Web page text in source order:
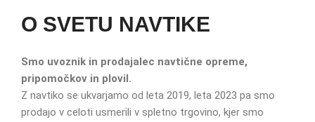
O SVETU NAVTIKE
Smo uvoznik in prodajalec navtične opreme,
pripomočkov in plovil.
Z navtiko se ukvarjamo od leta 2019, leta 2023 pa smo
prodajo v celoti usmerili v spletno trgovino, kjer smo